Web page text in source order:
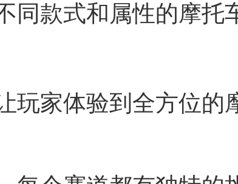
同款式和属性的摩托
玩家体验到全方位的